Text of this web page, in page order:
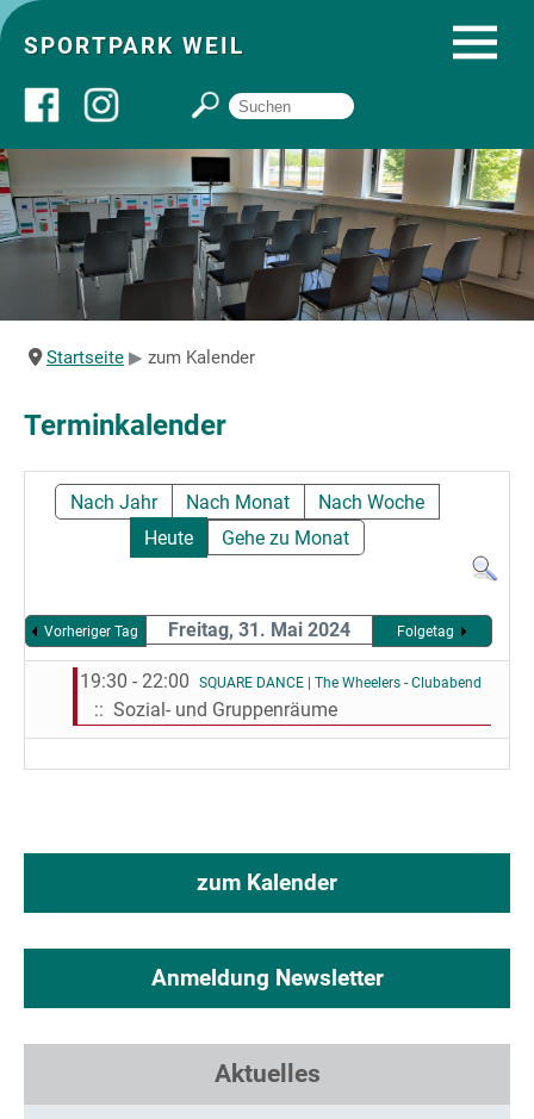
SPORTPARK WEIL
Über uns
Startseite
Angebote
Sportpark
Startseite zum Kalender
Terminkalender
Nach Jahr Nach Monat
Nach Woche
Heute
Gehe zu Monat
Vorheriger Tag Freitag, 31. Mai 2024 Folgetag
19:30 - 22:00 SQUARE DANCE | The Wheelers - Clubabend
:: Sozial- und Gruppenräume
zum Kalender
Anmeldung Newsletter
Aktuelles